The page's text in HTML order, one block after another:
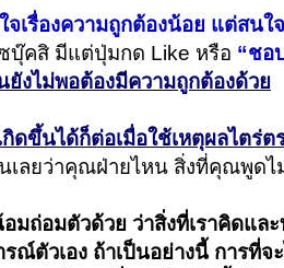
เรื่องความถูกต้องน้อย แต่สนใ
บุ๊คสิ มีแต่ปุ่มกด Like หรือ “ชอ
ยังไม่พอต้องมีความถูกต้องด้วย
ดขึ้นได้ก็ต่อเมื่อใช้เหตุผลไตร่ต
เลยว่าคุณฝ่ายไหน สิ่งที่คุณพูด
อมถ่อมตัวด้วย ว่าสิ่งที่เราคิดแ
รณ์ตัวเอง ถ้าเป็นอย่างนี้ การที่